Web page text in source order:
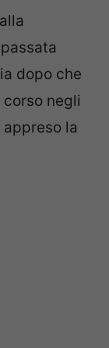
dopo che
negli
la